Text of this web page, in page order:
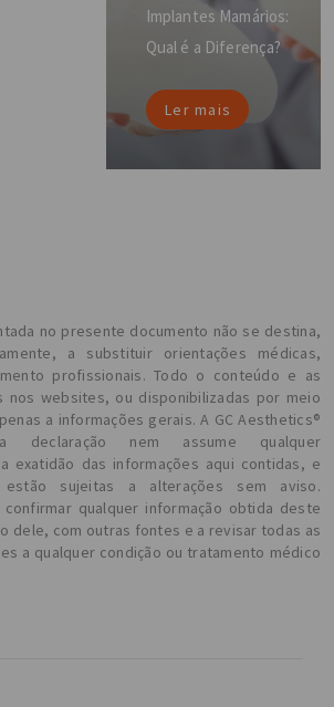
Implantes Mamários:
Qual é a Diferença?
Ler mais
no presente documento não se destina,
a substituir orientações médicas,
profissionais. Todo o conteúdo e as
nos websites, ou disponibilizadas por meio
a informações gerais. A GC Aesthetics®
declaração nem assume qualquer
exatidão das informações aqui contidas, e
estão sujeitas a alterações sem aviso.
qualquer informação obtida deste
dele, com outras fontes e a revisar todas as
a qualquer condição ou tratamento médico